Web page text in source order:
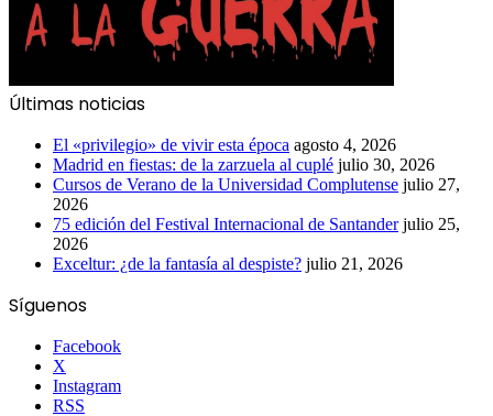
Últimas noticias
El «privilegio» de vivir esta época agosto 4, 2026
Madrid en fiestas: de la zarzuela al cuplé julio 30, 2026
Cursos de Verano de la Universidad Complutense julio 27,
2026
75 edición del Festival Internacional de Santander julio 25,
2026
Exceltur: ¿de la fantasía al despiste? julio 21, 2026
Síguenos
Facebook
X
Instagram
RSS